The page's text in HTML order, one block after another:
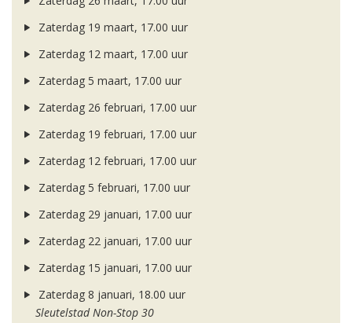
Zaterdag 19 maart, 17.00 uur
Zaterdag 12 maart, 17.00 uur
Zaterdag 5 maart, 17.00 uur
Zaterdag 26 februari, 17.00 uur
Zaterdag 19 februari, 17.00 uur
Zaterdag 12 februari, 17.00 uur
Zaterdag 5 februari, 17.00 uur
Zaterdag 29 januari, 17.00 uur
Zaterdag 22 januari, 17.00 uur
Zaterdag 15 januari, 17.00 uur
Zaterdag 8 januari, 18.00 uur
Sleutelstad Non-Stop 30